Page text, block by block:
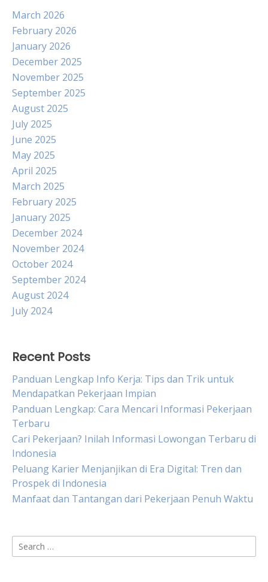
March 2026
February 2026
January 2026
December 2025
November 2025
September 2025
August 2025
July 2025
June 2025
May 2025
April 2025
March 2025
February 2025
January 2025
December 2024
November 2024
October 2024
September 2024
August 2024
July 2024
Recent Posts
Panduan Lengkap Info Kerja: Tips dan Trik untuk
Mendapatkan Pekerjaan Impian
Panduan Lengkap: Cara Mencari Informasi Pekerjaan
Terbaru
Cari Pekerjaan? Inilah Informasi Lowongan Terbaru di
Indonesia
Peluang Karier Menjanjikan di Era Digital: Tren dan
Prospek di Indonesia
Manfaat dan Tantangan dari Pekerjaan Penuh Waktu
Search
for: